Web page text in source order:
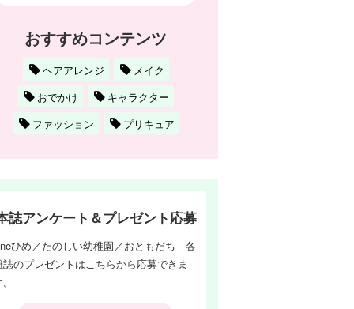
おすすめコンテンツ
ヘアアレンジ
メイク
おでかけ
キャラクター
ファッション
プリキュア
誌アンケート＆プレゼント応募
ひめ／たのしい幼稚園／おともだち 各
誌のプレゼントはこちらから応募できま